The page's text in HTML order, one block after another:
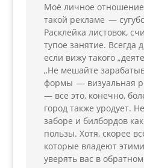
Моё личное отношение
такой рекламе —
Расклейка листовок,
тупое занятие. Всегда
если вижу такого
„Не мешайте
формы — визуальная
— все это, конечно,
город также уродует.
заборе и билбордов
пользы. Хотя, скорее
которые владеют
уверять вас в